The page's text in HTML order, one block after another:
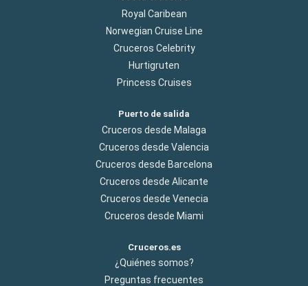
Royal Caribean
Norwegian Cruise Line
Cruceros Celebrity
Hurtigruten
Princess Cruises
Puerto de salida
Cruceros desde Malaga
Cruceros desde Valencia
Cruceros desde Barcelona
Cruceros desde Alicante
Cruceros desde Venecia
Cruceros desde Miami
Cruceros.es
¿Quiénes somos?
Preguntas frecuentes